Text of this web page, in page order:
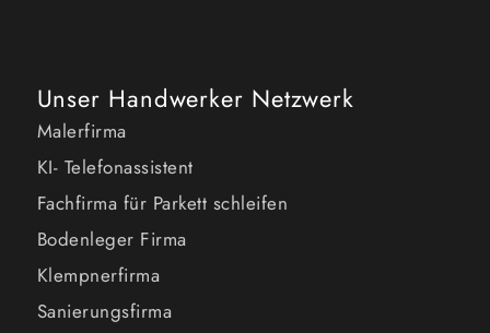
Unser Handwerker Netzwerk
Malerfirma
KI- Telefonassistent
Fachfirma für Parkett schleifen
Bodenleger Firma
Klempnerfirma
Sanierungsfirma